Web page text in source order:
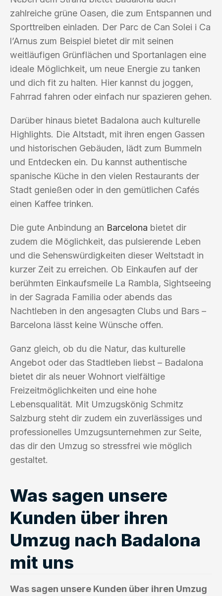
zahlreiche grüne Oasen, die zum Entspannen und
Sporttreiben einladen. Der Parc de Can Solei i Ca
l’Arnus zum Beispiel bietet dir mit seinen
weitläufigen Grünflächen und Sportanlagen eine
ideale Möglichkeit, um neue Energie zu tanken
und dich fit zu halten. Hier kannst du joggen,
Fahrrad fahren oder einfach nur spazieren gehen.
Darüber hinaus bietet Badalona auch kulturelle
Highlights. Die Altstadt, mit ihren engen Gassen
und historischen Gebäuden, lädt zum Bummeln
und Entdecken ein. Du kannst authentische
spanische Küche in den vielen Restaurants der
Stadt genießen oder in den gemütlichen Cafés
einen Kaffee trinken.
Die gute Anbindung an Barcelona bietet dir
zudem die Möglichkeit, das pulsierende Leben
und die Sehenswürdigkeiten dieser Weltstadt in
kurzer Zeit zu erreichen. Ob Einkaufen auf der
berühmten Einkaufsmeile La Rambla, Sightseeing
in der Sagrada Familia oder abends das
Nachtleben in den angesagten Clubs und Bars –
Barcelona lässt keine Wünsche offen.
Ganz gleich, ob du die Natur, das kulturelle
Angebot oder das Stadtleben liebst – Badalona
bietet dir als neuer Wohnort vielfältige
Freizeitmöglichkeiten und eine hohe
Lebensqualität. Mit Umzugskönig Schmitz
Salzburg steht dir zudem ein zuverlässiges und
professionelles Umzugsunternehmen zur Seite,
das dir den Umzug so stressfrei wie möglich
gestaltet.
Was sagen unsere
Kunden über ihren
Umzug nach Badalona
mit uns
Was sagen unsere Kunden über ihren Umzug